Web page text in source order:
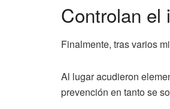
Controlan el
Finalmente, tras varios
Al lugar acudieron
prevención en tanto se